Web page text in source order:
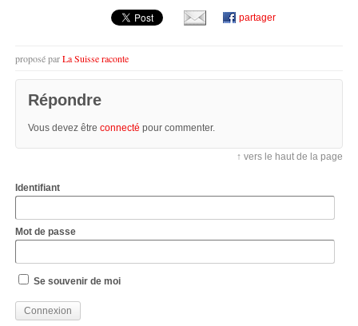
partager
proposé parLa Suisse raconte
Répondre
Vous devez être connecté pour commenter.
↑ vers le haut de la page
Identifiant
Mot de passe
Se souvenir de moi